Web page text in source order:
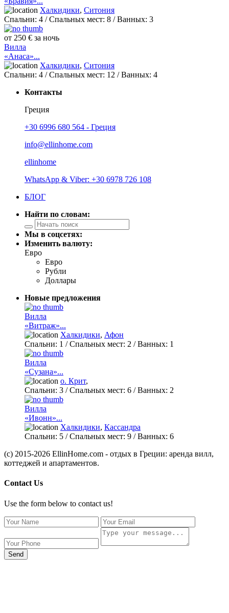
Халкидики, Ситония
Спальни: 4 / Спальных мест: 8 /Ванных: 3
от 250 € за ночь
Вилла
«Анаса»...
Халкидики, Ситония
Спальни: 4 / Спальных мест: 12 /Ванных: 4
Контакты
Греция
+30 6996 680 564 - Греция
info@ellinhome.com
ellinhome
WhatsApp & Viber: +30 6978 726 108
БЛОГ
Найти по словам:
Мы в соцсетях:
Изменить валюту:
Евро
Евро
Рубли
Доллары
Новые предложения
Вилла
«Витраж»...
Халкидики, Афон
Спальни: 1 / Спальных мест: 2 /Ванных: 1
Вилла
«Сузана»...
о. Крит,
Спальни: 3 / Спальных мест: 6 /Ванных: 2
Вилла
«Ивонн»...
Халкидики, Кассандра
Спальни: 5 / Спальных мест: 9 /Ванных: 6
(c) 2015-2026 EllinHome.com - отдых в Греции: аренда вилл,
коттеджей и апартаментов.
Contact Us
Use the form below to contact us!
Send